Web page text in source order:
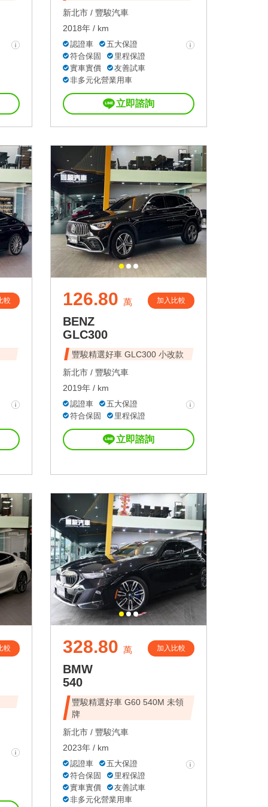
新北市 / 豐駿汽車
2018年 / km
認證車
五大保證
符合保固
里程保證
實車實價
友善試車
非多元化營業用車
立即諮詢
較 126.80 萬 加入比較
BENZ
GLC300
豐駿精選好車 GLC300 小改款
新北市 / 豐駿汽車
2019年 / km
認證車
五大保證
符合保固
里程保證
立即諮詢
較 328.80 萬 加入比較
BMW
540
豐駿精選好車 G60 540M 未領
牌
新北市 / 豐駿汽車
2023年 / km
認證車
五大保證
符合保固
里程保證
實車實價
友善試車
非多元化營業用車